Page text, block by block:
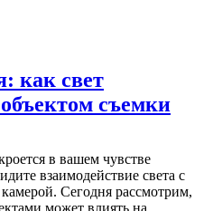
как свет
съемки
в вашем чувстве
взаимодействие света с
Сегодня рассмотрим,
может влиять на